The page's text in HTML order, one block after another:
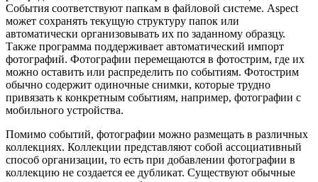
События соответствуют папкам в файловой системе. Aspect
может сохранять текущую структуру папок или
автоматически организовывать их по заданному образцу.
Также программа поддерживает автоматический импорт
фотографий. Фотографии перемещаются в фотострим, где их
можно оставить или распределить по событиям. Фотострим
обычно содержит одиночные снимки, которые трудно
привязать к конкретным событиям, например, фотографии с
мобильного устройства.
Помимо событий, фотографии можно размещать в различных
коллекциях. Коллекции представляют собой ассоциативный
способ организации, то есть при добавлении фотографии в
коллекцию не создается ее дубликат. Существуют обычные